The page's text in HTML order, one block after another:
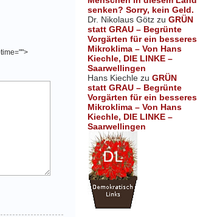
senken? Sorry, kein Geld.
Dr. Nikolaus Götz zu GRÜN
statt GRAU – Begrünte
Vorgärten für ein besseres
Mikroklima – Von Hans
Kiechle, DIE LINKE –
Saarwellingen
Hans Kiechle zu GRÜN
statt GRAU – Begrünte
Vorgärten für ein besseres
Mikroklima – Von Hans
Kiechle, DIE LINKE –
Saarwellingen